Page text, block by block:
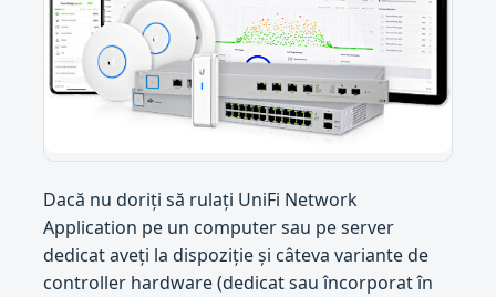
Dacă nu doriți să rulați UniFi Network
Application pe un computer sau pe server
dedicat aveți la dispoziție și câteva variante de
controller hardware (dedicat sau încorporat în